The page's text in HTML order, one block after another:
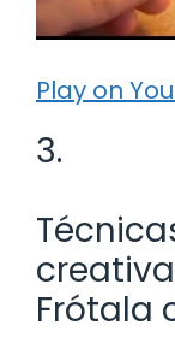
Play on
3.
Frótala